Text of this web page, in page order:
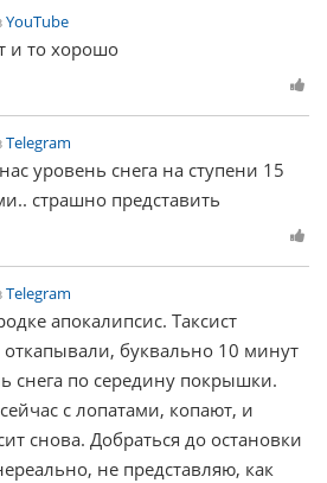
YouTube
и то хорошо
Telegram
уровень снега на ступени 15
страшно представить
Telegram
апокалипсис. Таксист
откапывали, буквально 10 минут
снега по середину покрышки.
с лопатами, копают, и
снова. Добраться до остановки
не представляю, как